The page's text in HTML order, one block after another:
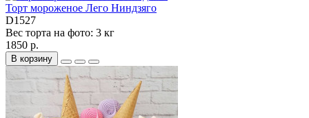
Торт мороженое Лего Ниндзяго
D1527
Вес торта на фото: 3 кг
1850 р.
В корзину